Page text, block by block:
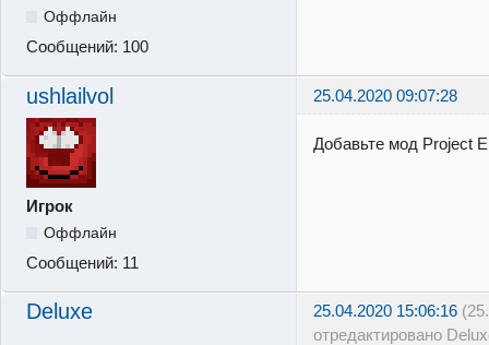
Оффлайн
Сообщений: 100
ushlailvol 25.04.2020 09:07:28
Игрок
Оффлайн
Сообщений: 11
Добавьте мод Project
Deluxe 25.04.2020 15:06:16
отредактировано